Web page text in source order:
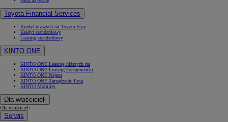
Toyota Financial Services
Kredyt niższych rat Toyota Easy
Kredyt standardowy
Leasing standardowy
KINTO ONE
KINTO ONE Leasing niższych rat
KINTO ONE Leasing konsumencki
KINTO ONE Najem
KINTO ONE Zarządzanie flotą
KINTO Mobility
Dla właścicieli
Dla właścicieli
Serwis